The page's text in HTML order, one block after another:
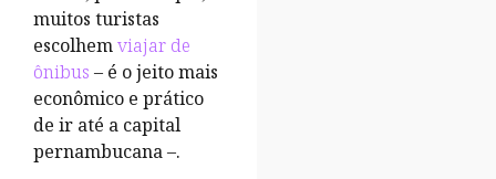
muitos turistas
escolhemviajar de
ônibus – é o jeito mais
econômico e prático
de ir até a capital
pernambucana –.